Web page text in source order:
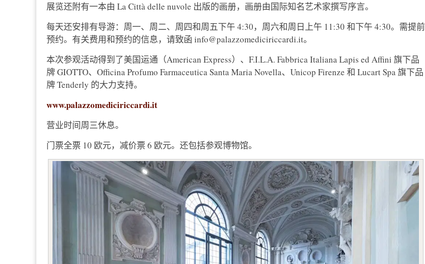
展览还附有一本由 La Città delle nuvole 出版的画册，画册由国际知名艺术家撰写序言。
每天还安排有导游：周一、周二、周四和周五下午 4:30，周六和周日上午 11:30 和下午 4:30。需提前
预约。有关费用和预约的信息，请致函 info@palazzomediciriccardi.it。
本次参观活动得到了美国运通（American Express）、F.I.L.A. Fabbrica Italiana Lapis ed Affini 旗下品
牌 GIOTTO、Officina Profumo Farmaceutica Santa Maria Novella、Unicop Firenze 和 Lucart Spa 旗下品
牌 Tenderly 的大力支持。
www.palazzomediciriccardi.it
营业时间周三休息。
门票全票 10 欧元，减价票 6 欧元。还包括参观博物馆。